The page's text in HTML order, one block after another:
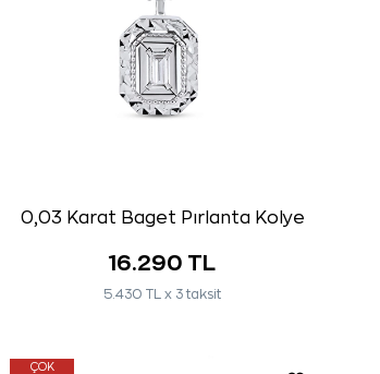
0,03 Karat Baget Pırlanta Kolye
16.290 TL
5.430 TL x 3 taksit
ÇOK